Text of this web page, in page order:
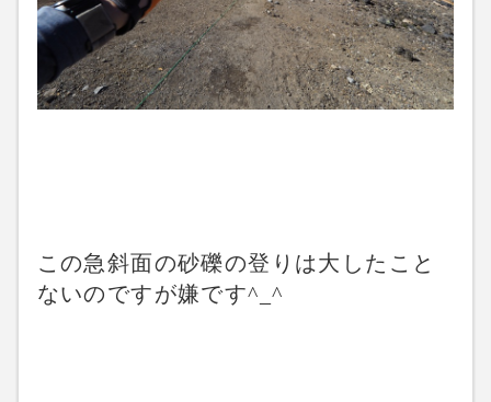
この急斜面の砂礫の登りは大したこと
ないのですが嫌です^_^